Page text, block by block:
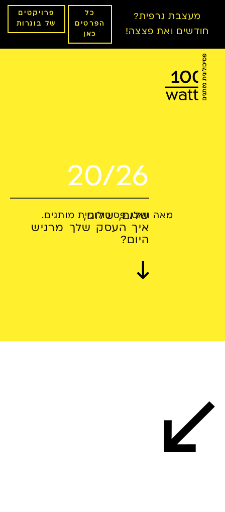
מעצבת גרפית?
חודשים ואת פצצה!
כל
הפרטים
כאן
פרויקטים
של בוגרות
מאה וואט, פסיכולוגיית מותגים.
20/26
שלום, שלום,
איך העסק שלך מרגיש
היום?